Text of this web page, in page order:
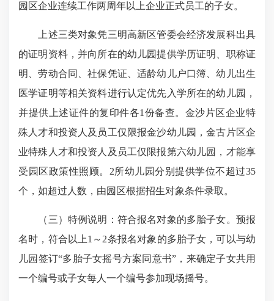
园区企业连续工作两周年以上企业正式员工的子女。
上述三类对象凭三明高新区管委会经济发展科出具
的证明资料，并向所在的幼儿园提供学历证明、职称证
明、劳动合同、社保凭证、适龄幼儿户口簿、幼儿出生
医学证明等相关资料进行认定优先入学所在的幼儿园，
并提供上述证件的复印件各1份备查。金沙片区企业特
殊人才和投资人及员工仅限报金沙幼儿园，金古片区企
业特殊人才和投资人及员工仅限报第六幼儿园，才能享
受园区政策性照顾。2所幼儿园分别提供学位不超过35
个，如超过人数，由园区根据招生对象条件录取。
（三）特例说明：符合报名对象的多胎子女。预报
名时，符合以上1～2条报名对象的多胎子女，可以与幼
儿园签订“多胎子女摇号方案同意书”，来确定子女共用
一个编号或子女每人一个编号参加现场摇号。